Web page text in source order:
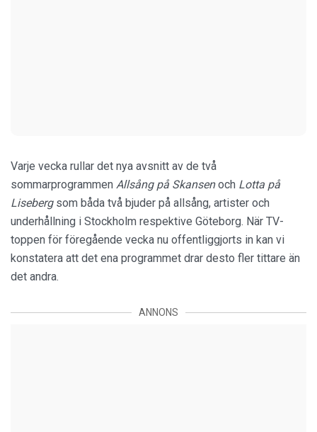
Varje vecka rullar det nya avsnitt av de två
sommarprogrammen Allsång på Skansenoch Lotta på
Liseberg som båda två bjuder på allsång, artister och
underhållning i Stockholm respektive Göteborg. När TV-
toppen för föregående vecka nu offentliggjorts in kan vi
konstatera att det ena programmet drar desto fler tittare än
det andra.
ANNONS